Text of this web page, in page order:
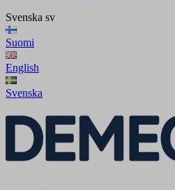
Svenska sv
Suomi
English
Svenska